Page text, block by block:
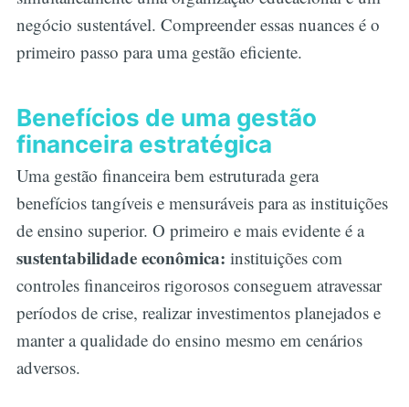
negócio sustentável. Compreender essas nuances é o
primeiro passo para uma gestão eficiente.
Benefícios de uma gestão
financeira estratégica
Uma gestão financeira bem estruturada gera
benefícios tangíveis e mensuráveis para as instituições
de ensino superior. O primeiro e mais evidente é a
sustentabilidade econômica: instituições com
controles financeiros rigorosos conseguem atravessar
períodos de crise, realizar investimentos planejados e
manter a qualidade do ensino mesmo em cenários
adversos.